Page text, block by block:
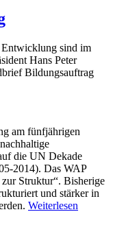
sind im
Hans Peter
Bildungsauftrag
am fünfjährigen
die UN Dekade
2014). Das WAP
Struktur“. Bisherige
und stärker in
Weiterlesen